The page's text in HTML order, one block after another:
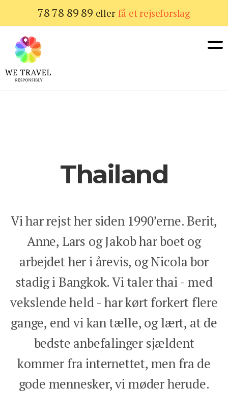
til
hovedindhold
78 78 89 89 eller få et rejseforslag
Thailand
Vi har rejst her siden 1990’erne. Berit,
Anne, Lars og Jakob har boet og
arbejdet her i årevis, og Nicola bor
stadig i Bangkok. Vi taler thai - med
vekslende held - har kørt forkert flere
gange, end vi kan tælle, og lært, at de
bedste anbefalinger sjældent
kommer fra internettet, men fra de
gode mennesker, vi møder herude.